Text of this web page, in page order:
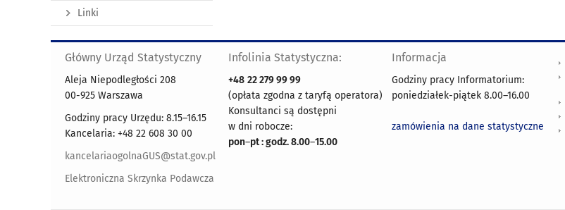
Linki
Główny Urząd Statystyczny
Aleja Niepodległości 208
00-925 Warszawa
Godziny pracy Urzędu: 8.15–16.15
Kancelaria: +48 22 608 30 00
kancelariaogolnaGUS@stat.gov.pl
Elektroniczna Skrzynka Podawcza
Infolinia Statystyczna:
+48 22 279 99 99
(opłata zgodna z taryfą operatora)
Konsultanci są dostępni
w dni robocze:
pon–pt : godz. 8.00–15.00
Informacja
Godziny pracy Informatorium:
poniedziałek-piątek 8.00–16.00
zamówienia na dane statystyczne